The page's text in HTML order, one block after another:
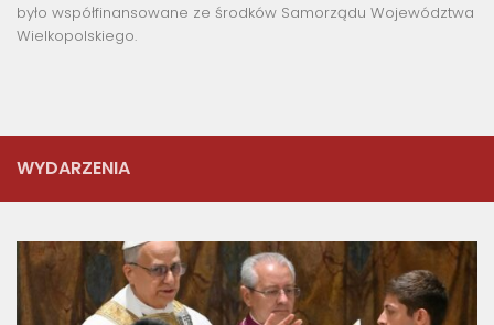
było współfinansowane ze środków Samorządu Województwa
Wielkopolskiego.
WYDARZENIA